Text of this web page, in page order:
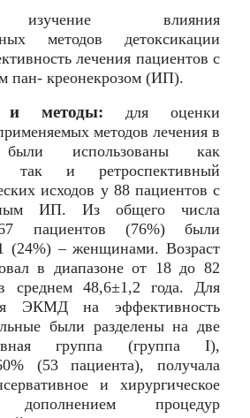
влияния
методов детоксикации
лечения пациентов с
пан- креонекрозом (ИП).
и методы: для оценки
методов лечения в
были использованы как
так и ретроспективный
исходов у 88 пациентов с
ИП. Из общего числа
пациентов (76%) были
(24%) – женщинами. Возраст
в диапазоне от 18 до 82
среднем 48,6±1,2 года. Для
ЭКМД на эффективность
были разделены на две
группа (группа I),
(53 пациента), получала
и хирургическое
процедур